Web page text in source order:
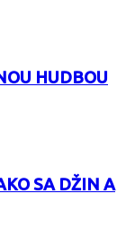
HUDBOU
SA DŽIN A